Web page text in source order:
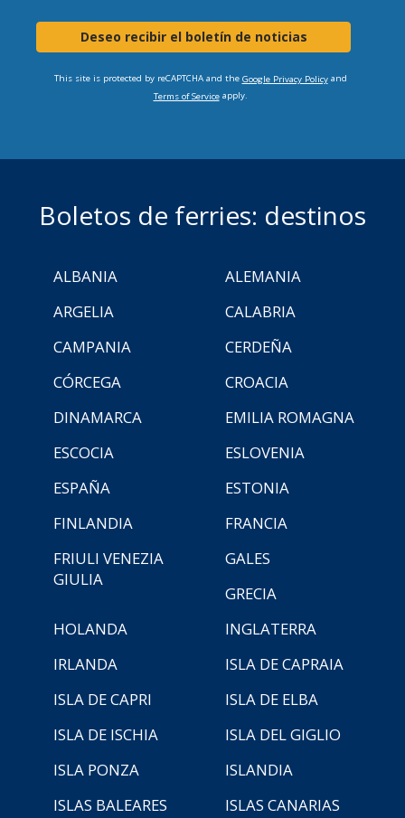
Deseo recibir el boletín de noticias
This site is protected by reCAPTCHA and the Google Privacy Policyand
Terms of Serviceapply.
Boletos de ferries: destinos
ALBANIA
ALEMANIA
ARGELIA
CALABRIA
CAMPANIA
CERDEÑA
CÓRCEGA
CROACIA
DINAMARCA
EMILIA ROMAGNA
ESCOCIA
ESLOVENIA
ESPAÑA
ESTONIA
FINLANDIA
FRANCIA
FRIULI VENEZIA
GIULIA
GALES
GRECIA
HOLANDA
INGLATERRA
IRLANDA
ISLA DE CAPRAIA
ISLA DE CAPRI
ISLA DE ELBA
ISLA DE ISCHIA
ISLA DEL GIGLIO
ISLA PONZA
ISLANDIA
ISLAS BALEARES
ISLAS CANARIAS